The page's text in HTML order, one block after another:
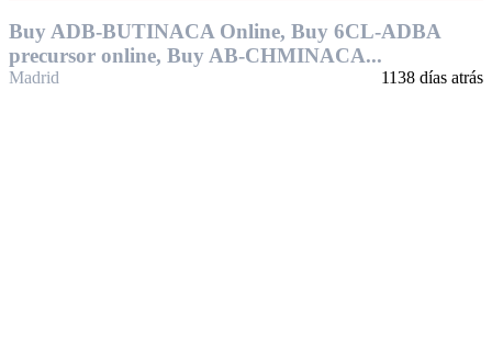
Buy ADB-BUTINACA Online, Buy 6CL-ADBA
precursor online, Buy AB-CHMINACA...
Madrid 1138 días atrás